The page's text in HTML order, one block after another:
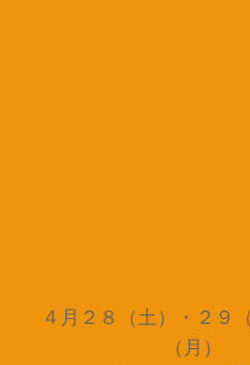
４月２８（土）・２９
（月）